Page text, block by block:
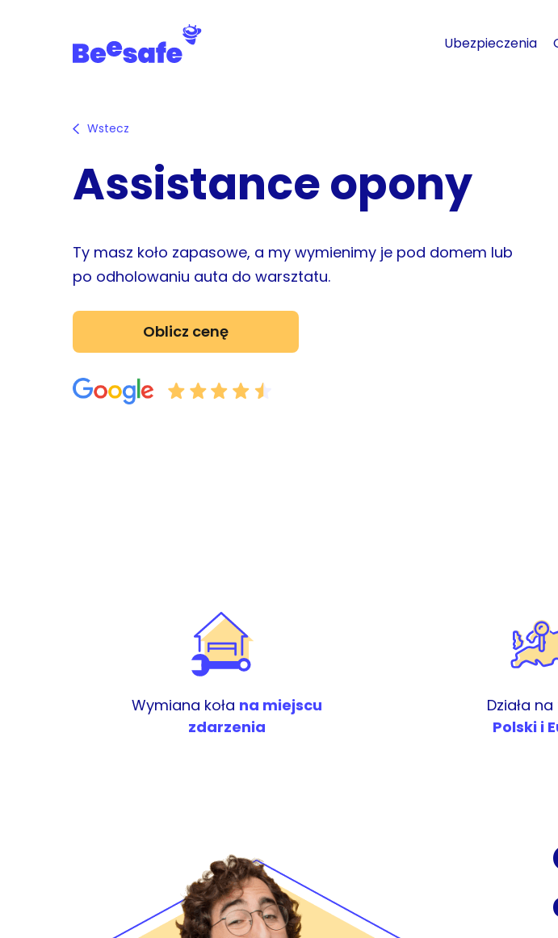
Ubezpieczenia
Wstecz
Assistance opony
Ty masz koło zapasowe, a my wymienimy je pod domem lub
po odholowaniu auta do warsztatu.
Oblicz cenę
Wymiana koła na miejscu
zdarzenia
Działa
Polski i